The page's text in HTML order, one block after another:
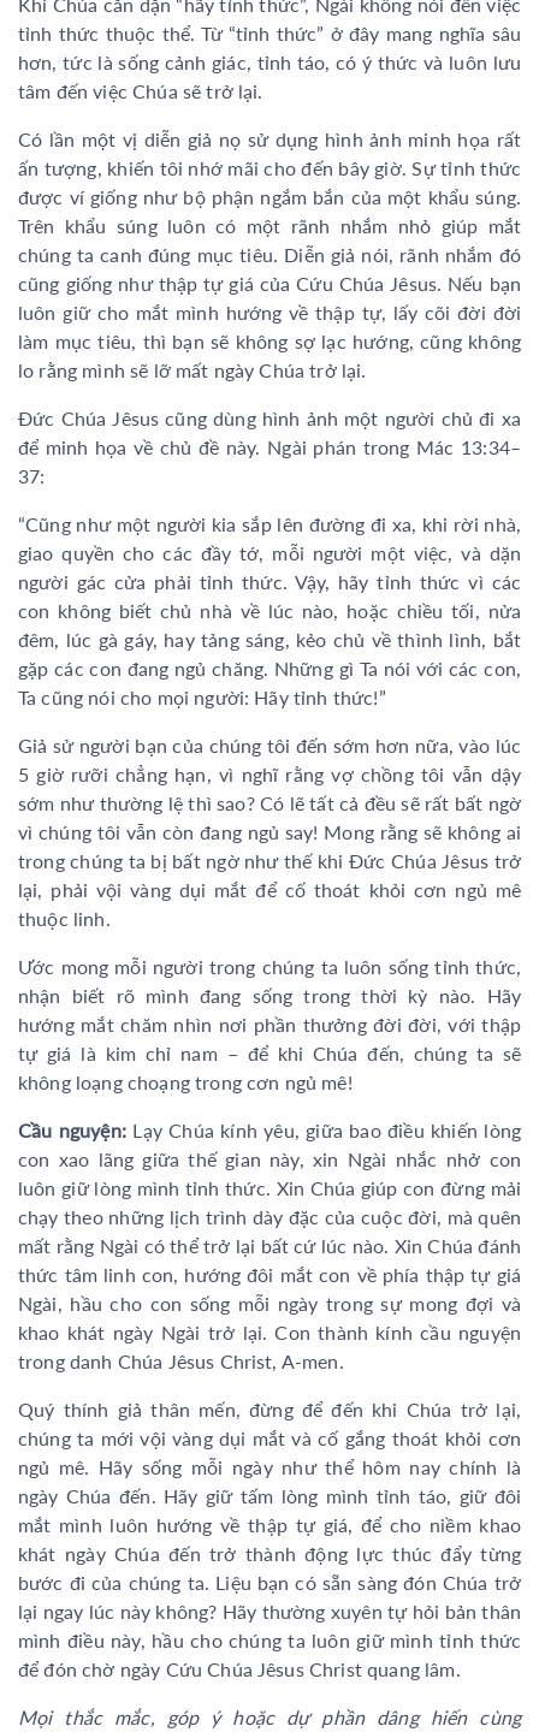
tỉnh thức thuộc thể. Từ “tỉnh thức” ở đây mang nghĩa sâu
hơn, tức là sống cảnh giác, tỉnh táo, có ý thức và luôn lưu
tâm đến việc Chúa sẽ trở lại.
Có lần một vị diễn giả nọ sử dụng hình ảnh minh họa rất
ấn tượng, khiến tôi nhớ mãi cho đến bây giờ. Sự tỉnh thức
được ví giống như bộ phận ngắm bắn của một khẩu súng.
Trên khẩu súng luôn có một rãnh nhắm nhỏ giúp mắt
chúng ta canh đúng mục tiêu. Diễn giả nói, rãnh nhắm đó
cũng giống như thập tự giá của Cứu Chúa Jêsus. Nếu bạn
luôn giữ cho mắt mình hướng về thập tự, lấy cõi đời đời
làm mục tiêu, thì bạn sẽ không sợ lạc hướng, cũng không
lo rằng mình sẽ lỡ mất ngày Chúa trở lại.
Đức Chúa Jêsus cũng dùng hình ảnh một người chủ đi xa
để minh họa về chủ đề này. Ngài phán trong Mác 13:34–
37:
“Cũng như một người kia sắp lên đường đi xa, khi rời nhà,
giao quyền cho các đầy tớ, mỗi người một việc, và dặn
người gác cửa phải tỉnh thức. Vậy, hãy tỉnh thức vì các
con không biết chủ nhà về lúc nào, hoặc chiều tối, nửa
đêm, lúc gà gáy, hay tảng sáng, kẻo chủ về thình lình, bắt
gặp các con đang ngủ chăng. Những gì Ta nói với các con,
Ta cũng nói cho mọi người: Hãy tỉnh thức!”
Giả sử người bạn của chúng tôi đến sớm hơn nữa, vào lúc
5 giờ rưỡi chẳng hạn, vì nghĩ rằng vợ chồng tôi vẫn dậy
sớm như thường lệ thì sao? Có lẽ tất cả đều sẽ rất bất ngờ
vì chúng tôi vẫn còn đang ngủ say! Mong rằng sẽ không ai
trong chúng ta bị bất ngờ như thế khi Đức Chúa Jêsus trở
lại, phải vội vàng dụi mắt để cố thoát khỏi cơn ngủ mê
thuộc linh.
Ước mong mỗi người trong chúng ta luôn sống tỉnh thức,
nhận biết rõ mình đang sống trong thời kỳ nào. Hãy
hướng mắt chăm nhìn nơi phần thưởng đời đời, với thập
tự giá là kim chỉ nam – để khi Chúa đến, chúng ta sẽ
không loạng choạng trong cơn ngủ mê!
Cầu nguyện:Lạy Chúa kính yêu, giữa bao điều khiến lòng
con xao lãng giữa thế gian này, xin Ngài nhắc nhở con
luôn giữ lòng mình tỉnh thức. Xin Chúa giúp con đừng mải
chạy theo những lịch trình dày đặc của cuộc đời, mà quên
mất rằng Ngài có thể trở lại bất cứ lúc nào. Xin Chúa đánh
thức tâm linh con, hướng đôi mắt con về phía thập tự giá
Ngài, hầu cho con sống mỗi ngày trong sự mong đợi và
khao khát ngày Ngài trở lại. Con thành kính cầu nguyện
trong danh Chúa Jêsus Christ, A-men.
Quý thính giả thân mến, đừng để đến khi Chúa trở lại,
chúng ta mới vội vàng dụi mắt và cố gắng thoát khỏi cơn
ngủ mê. Hãy sống mỗi ngày như thể hôm nay chính là
ngày Chúa đến. Hãy giữ tấm lòng mình tỉnh táo, giữ đôi
mắt mình luôn hướng về thập tự giá, để cho niềm khao
khát ngày Chúa đến trở thành động lực thúc đẩy từng
bước đi của chúng ta. Liệu bạn có sẵn sàng đón Chúa trở
lại ngay lúc này không? Hãy thường xuyên tự hỏi bản thân
mình điều này, hầu cho chúng ta luôn giữ mình tỉnh thức
để đón chờ ngày Cứu Chúa Jêsus Christ quang lâm.
Mọi thắc mắc, góp ý hoặc dự phần dâng hiến cùng